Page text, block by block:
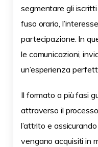
segmentare gli
fuso orario,
partecipazione. In
le comunicazioni,
un’esperienza
Il formato a più fasi
attraverso il
l’attrito e
vengano acquisiti in